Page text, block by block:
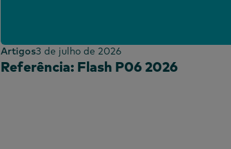
Artigos3 de julho de 2026
Referência: Flash P06 2026